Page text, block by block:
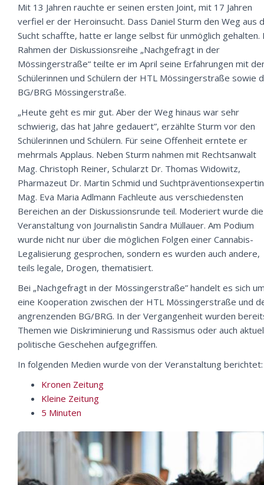
Mit 13 Jahren rauchte er seinen ersten Joint, mit 17 Jahren
verfiel er der Heroinsucht. Dass Daniel Sturm den Weg aus
Sucht schaffte, hatte er lange selbst für unmöglich gehalten.
Rahmen der Diskussionsreihe „Nachgefragt in der
Mössingerstraße“ teilte er im April seine Erfahrungen mit
Schülerinnen und Schülern der HTL Mössingerstraße sowie
BG/BRG Mössingerstraße.
„Heute geht es mir gut. Aber der Weg hinaus war sehr
schwierig, das hat Jahre gedauert”, erzählte Sturm vor den
Schülerinnen und Schülern. Für seine Offenheit erntete er
mehrmals Applaus. Neben Sturm nahmen mit Rechtsanwalt
Mag. Christoph Reiner, Schularzt Dr. Thomas Widowitz,
Pharmazeut Dr. Martin Schmid und Suchtpräventionsexpertin
Mag. Eva Maria Adlmann Fachleute aus verschiedensten
Bereichen an der Diskussionsrunde teil. Moderiert wurde die
Veranstaltung von Journalistin Sandra Müllauer. Am Podium
wurde nicht nur über die möglichen Folgen einer Cannabis-
Legalisierung gesprochen, sondern es wurden auch andere,
teils legale, Drogen, thematisiert.
Bei „Nachgefragt in der Mössingerstraße” handelt es sich
eine Kooperation zwischen der HTL Mössingerstraße und
angrenzenden BG/BRG. In der Vergangenheit wurden
Themen wie Diskriminierung und Rassismus oder auch
politische Geschehen aufgegriffen.
In folgenden Medien wurde von der Veranstaltung berichtet:
Kronen Zeitung
Kleine Zeitung
5 Minuten